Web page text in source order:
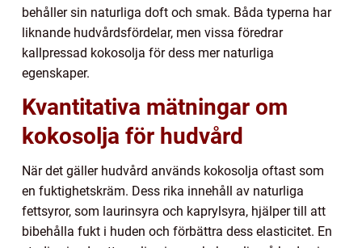
behåller sin naturliga doft och smak. Båda typerna har
liknande hudvårdsfördelar, men vissa föredrar
kallpressad kokosolja för dess mer naturliga
egenskaper.
Kvantitativa mätningar om
kokosolja för hudvård
När det gäller hudvård används kokosolja oftast som
en fuktighetskräm. Dess rika innehåll av naturliga
fettsyror, som laurinsyra och kaprylsyra, hjälper till att
bibehålla fukt i huden och förbättra dess elasticitet. En